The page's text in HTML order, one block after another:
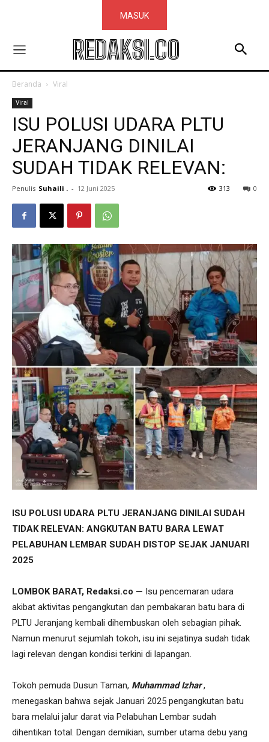
MASUK
REDAKSI.CO
Beranda Viral
Viral
ISU POLUSI UDARA PLTU
JERANJANG DINILAI
SUDAH TIDAK RELEVAN:
Penulis Suhaili . - 12 Juni 2025 0
313
ISU POLUSI UDARA PLTU JERANJANG DINILAI SUDAH
TIDAK RELEVAN: ANGKUTAN BATU BARA LEWAT
PELABUHAN LEMBAR SUDAH DISTOP SEJAK JANUARI
2025
LOMBOK BARAT, Redaksi.co — Isu pencemaran udara
akibat aktivitas pengangkutan dan pembakaran batu bara di
PLTU Jeranjang kembali dihembuskan oleh sebagian pihak.
Namun menurut sejumlah tokoh, isu ini sejatinya sudah tidak
lagi relevan dengan kondisi terkini di lapangan.
Tokoh pemuda Dusun Taman, Muhammad Izhar,
menegaskan bahwa sejak Januari 2025 pengangkutan batu
bara melalui jalur darat via Pelabuhan Lembar sudah
dihentikan total. Dengan demikian, sumber utama debu yang